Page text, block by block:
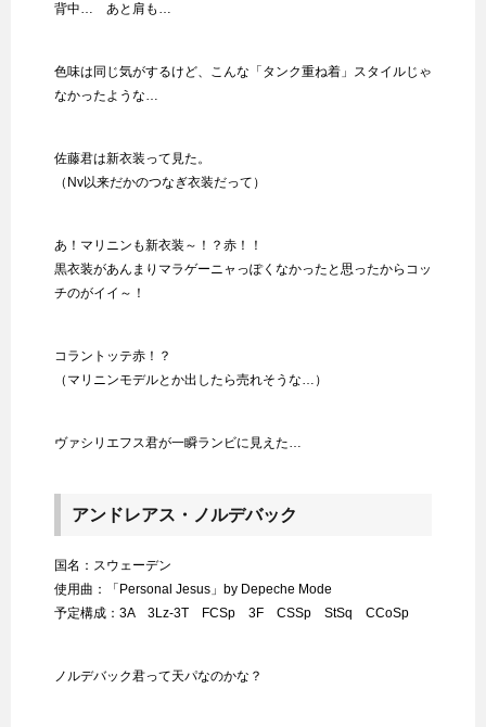
背中… あと肩も…
色味は同じ気がするけど、こんな「タンク重ね着」スタイルじゃ
なかったような…
佐藤君は新衣装って見た。
（Nv以来だかのつなぎ衣装だって）
あ！マリニンも新衣装～！？赤！！
黒衣装があんまりマラゲーニャっぽくなかったと思ったからコッ
チのがイイ～！
コラントッテ赤！？
（マリニンモデルとか出したら売れそうな…）
ヴァシリエフス君が一瞬ランビに見えた…
アンドレアス・ノルデバック
国名：スウェーデン
使用曲：「Personal Jesus」by Depeche Mode
予定構成：3A 3Lz-3T FCSp 3F CSSp StSq CCoSp
ノルデバック君って天パなのかな？